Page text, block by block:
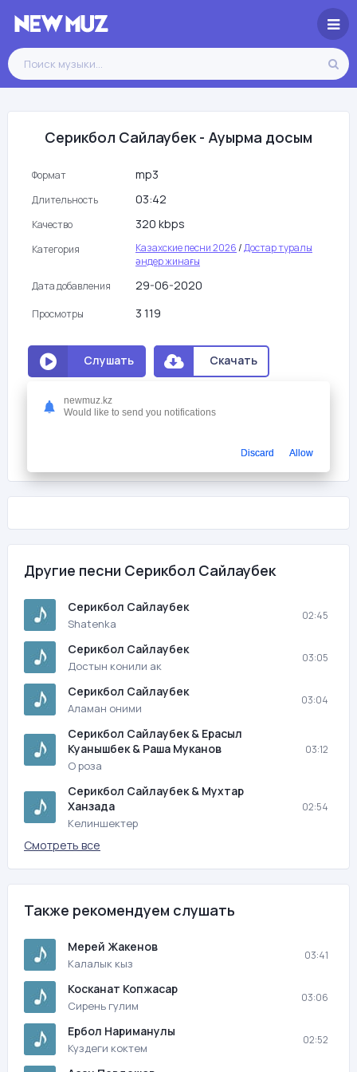
Серикбол Сайлаубек - Ауырма досым
Формат mp3
Длительность 03:42
Качество 320 kbps
Категория Казахские песни 2026/Достар туралы
әндер жинағы
Дата добавления
29-06-2020
Просмотры 3 119
Слушать Скачать
Мне нравится
продолжительностью 03:42 в mp3 формате и слушать онлайн.
Другие песни Серикбол Сайлаубек
Серикбол Сайлаубек
Shatenka
02:45
Серикбол Сайлаубек
Достын конили ак
03:05
Серикбол Сайлаубек
Аламан оними
03:04
Серикбол Сайлаубек & Ерасыл
Куанышбек & Раша Муканов
О роза
03:12
Серикбол Сайлаубек & Мухтар
Ханзада
Келиншектер
02:54
Смотреть все
Также рекомендуем слушать
Мерей Жакенов
Калалык кыз
03:41
Косканат Копжасар
Сирень гулим
03:06
Ербол Нариманулы
Куздеги коктем
02:52
newmuz.kz
Would like to send you notifications
Discard Allow